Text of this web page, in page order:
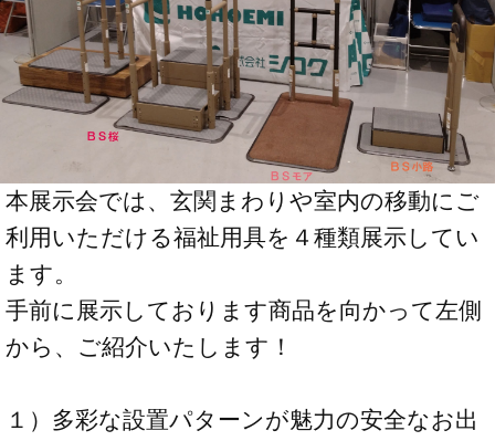
本展示会では、玄関まわりや室内の移動にご
利用いただける福祉用具を４種類展示してい
ます。
手前に展示しております商品を向かって左側
から、ご紹介いたします！
１）多彩な設置パターンが魅力の安全なお出